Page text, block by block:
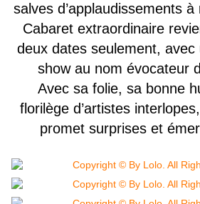
salves d’applaudissements à
Cabaret extraordinaire
deux dates seulement, avec
show au nom évocateur
Avec sa folie, sa bonne
florilège d’artistes
promet surprises et